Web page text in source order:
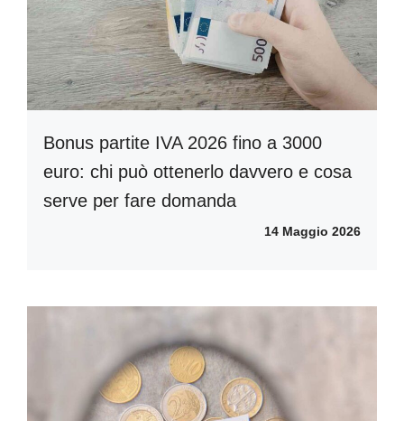
Bonus partite IVA 2026 fino a 3000
euro: chi può ottenerlo davvero e cosa
serve per fare domanda
14 Maggio 2026